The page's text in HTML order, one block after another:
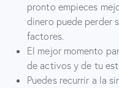
pronto empieces
dinero puede perder
factores.
El mejor momento
de activos y de tu
Puedes recurrir a la